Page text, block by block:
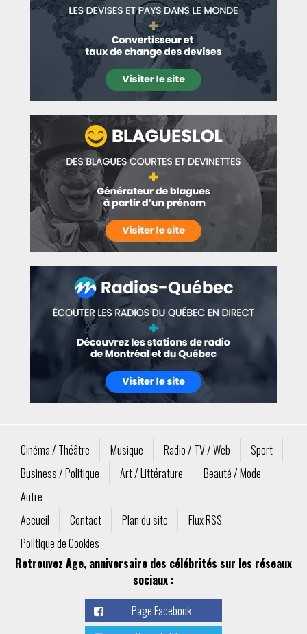
Cinéma / Théâtre Musique Radio / TV / Web
Sport
Business / Politique
Art / Littérature
Beauté / Mode
Autre
Accueil
Contact Plan du site
Flux RSS
Politique de Cookies
Retrouvez Age, anniversaire des célébrités sur les réseaux
sociaux :
Page Facebook